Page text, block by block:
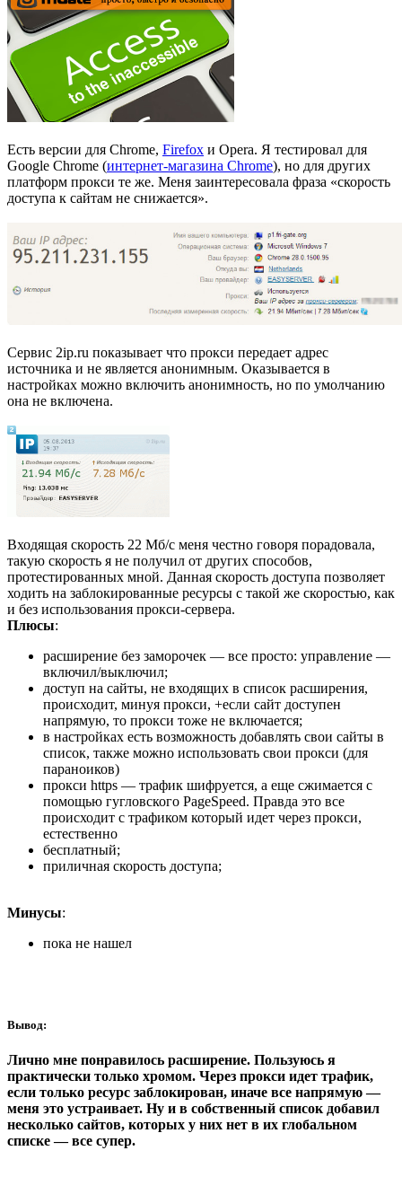
Есть версии для Chrome, Firefox и Opera. Я тестировал для
Google Chrome (интернет-магазина Chrome), но для других
платформ прокси те же. Меня заинтересовала фраза «скорость
доступа к сайтам не снижается».
Сервис 2ip.ru показывает что прокси передает адрес
источника и не является анонимным. Оказывается в
настройках можно включить анонимность, но по умолчанию
она не включена.
Входящая скорость 22 Мб/с меня честно говоря порадовала,
такую скорость я не получил от других способов,
протестированных мной. Данная скорость доступа позволяет
ходить на заблокированные ресурсы с такой же скоростью, как
и без использования прокси-сервера.
Плюсы:
расширение без заморочек — все просто: управление —
включил/выключил;
доступ на сайты, не входящих в список расширения,
происходит, минуя прокси, +если сайт доступен
напрямую, то прокси тоже не включается;
в настройках есть возможность добавлять свои сайты в
список, также можно использовать свои прокси (для
параноиков)
прокси https — трафик шифруется, а еще сжимается с
помощью гугловского PageSpeed. Правда это все
происходит с трафиком который идет через прокси,
естественно
бесплатный;
приличная скорость доступа;
Минусы:
пока не нашел
Вывод:
Лично мне понравилось расширение. Пользуюсь я
практически только хромом. Через прокси идет трафик,
если только ресурс заблокирован, иначе все напрямую —
меня это устраивает. Ну и в собственный список добавил
несколько сайтов, которых у них нет в их глобальном
списке — все супер.